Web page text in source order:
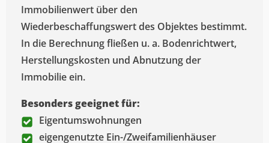
Immobilienwert über den
Wiederbeschaffungswert des Objektes bestimmt.
In die Berechnung fließen u. a. Bodenrichtwert,
Herstellungskosten und Abnutzung der
Immobilie ein.
Besonders geeignet für:
Eigentumswohnungen
eigengenutzte Ein-/Zweifamilienhäuser